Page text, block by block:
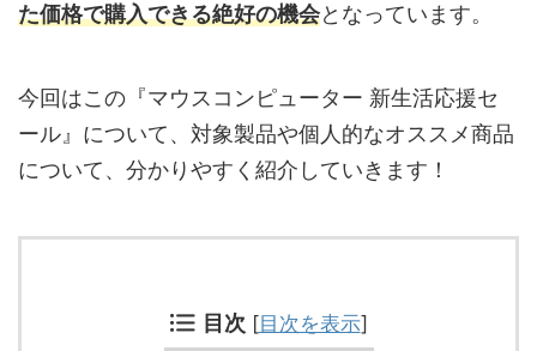
た価格で購入できる絶好の機会となっています。
今回はこの『マウスコンピューター 新生活応援セ
ール』について、対象製品や個人的なオススメ商品
について、分かりやすく紹介していきます！
目次 [目次を表示]